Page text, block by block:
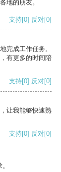
地的朋友。
支持[0] 反对[0]
完成工作任务。
有更多的时间陪
支持[0] 反对[0]
让我能够快速熟
支持[0] 反对[0]